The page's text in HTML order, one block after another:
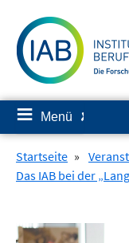
zum
Inhalt
≡ Menü ✘
Startseite »
Das IAB bei der